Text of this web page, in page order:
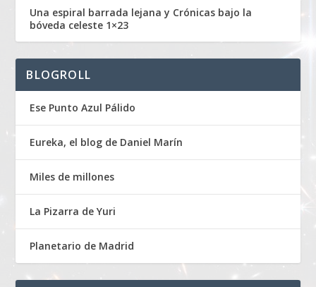
Una espiral barrada lejana y Crónicas bajo la
bóveda celeste 1×23
BLOGROLL
Ese Punto Azul Pálido
Eureka, el blog de Daniel Marín
Miles de millones
La Pizarra de Yuri
Planetario de Madrid